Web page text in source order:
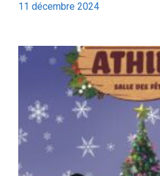
11 décembre 2024